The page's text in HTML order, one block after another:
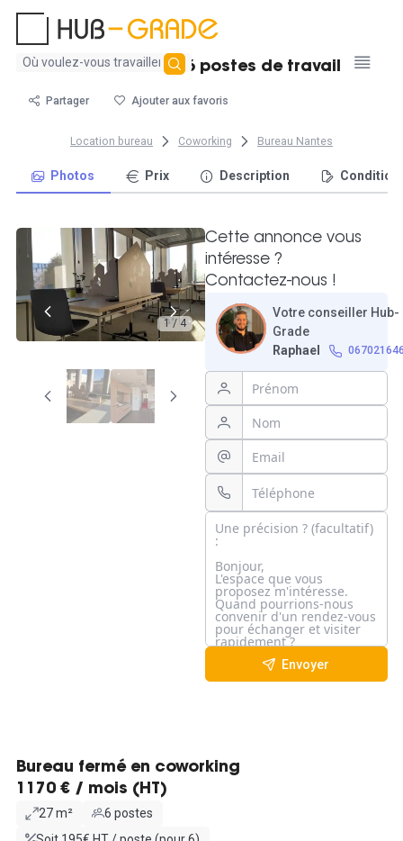
Aucun
trouvé
Bureau fermé - 6 postes de travail
Partager Ajouter aux favoris
Location bureau Coworking Bureau Nantes
Photos Prix Description
1 / 4
Cette annonce vous
intéresse ?
Contactez-nous !
Votre conseiller Hub-
Grade
Raphael
Envoyer
Bureau fermé en coworking
1170 € / mois (HT)
27 m²
6 postes